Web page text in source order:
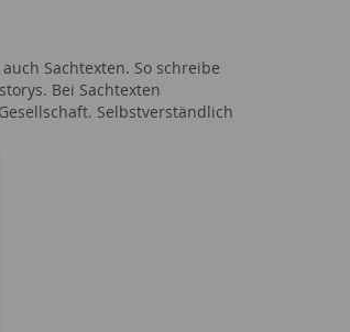
Sachtexten. So schreibe
Bei Sachtexten
Selbstverständlich